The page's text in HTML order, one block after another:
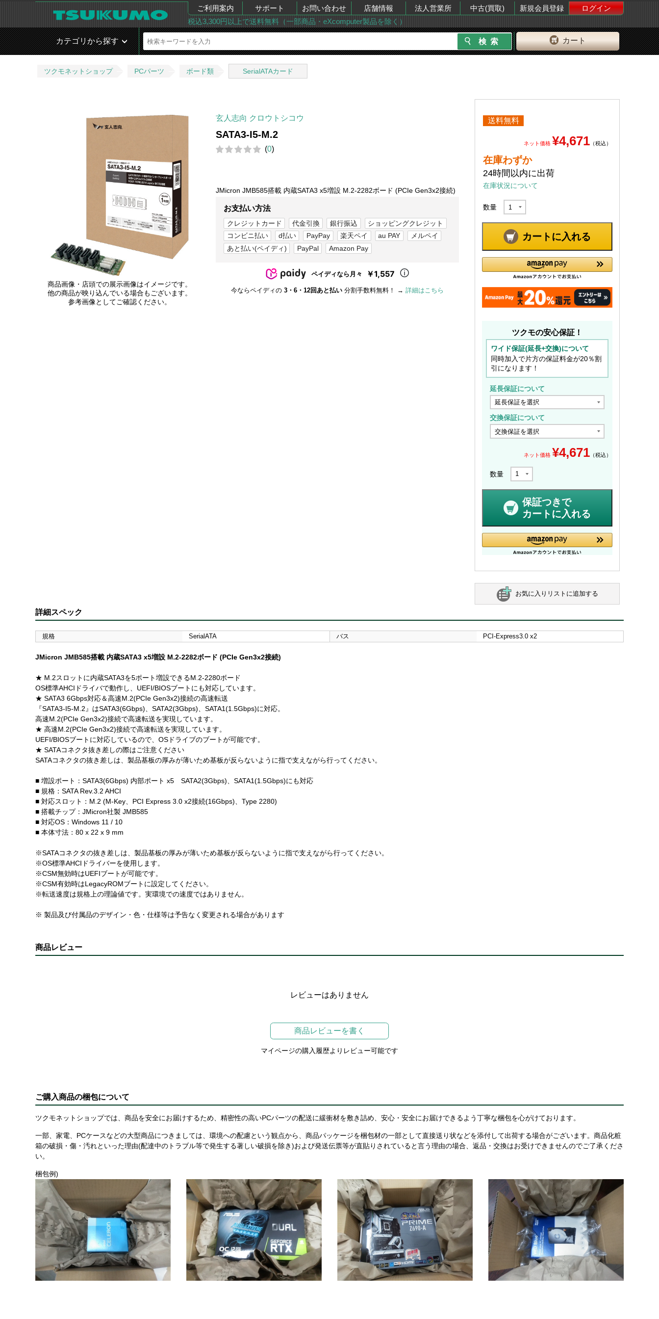
ご利用案内 サポート お問い合わせ 店舗情報 法人営業所 中古(買取) 新規会員登録
ログイン
税込3,300円以上で送料無料（一部商品・eXcomputer製品を除く）
カート
カテゴリから探す
ツクモネットショップ PCパーツ ボード類 SerialATAカード
商品画像・店頭での展示画像はイメージです。
他の商品が映り込んでいる場合もございます。
参考画像としてご確認ください。
玄人志向 クロウトシコウ
SATA3-I5-M.2
(0)
JMicron JMB585搭載 内蔵SATA3 x5増設 M.2-2282ボード (PCIe Gen3x2接続)
お支払い方法
クレジットカード 代金引換 銀行振込
ショッピングクレジット
コンビニ払い
d払い PayPay 楽天ペイ au PAY
メルペイ
あと払い(ペイディ)
PayPal Amazon Pay
ペイディなら月々 ￥1,557
今ならペイディの 3・6・12回あと払い 分割手数料無料！ → 詳細はこちら
送料無料
ネット価格 ¥4,671 （税込）
在庫わずか
24時間以内に出荷
在庫状況について
数量
カートに入れる
ツクモの安心保証！
ワイド保証(延長+交換)について
同時加入で片方の保証料金が20％割
引になります！
延長保証について
交換保証について
ネット価格 ¥4,671 （税込）
数量
保証つきで
カートに入れる
お気に入りリストに追加する
詳細スペック
規格 SerialATA バス PCI-Express3.0 x2
JMicron JMB585搭載 内蔵SATA3 x5増設 M.2-2282ボード (PCIe Gen3x2接続)
★ M.2スロットに内蔵SATA3を5ポート増設できるM.2-2280ボード
OS標準AHCIドライバで動作し、UEFI/BIOSブートにも対応しています。
★ SATA3 6Gbps対応＆高速M.2(PCIe Gen3x2)接続の高速転送
『SATA3-I5-M.2』はSATA3(6Gbps)、SATA2(3Gbps)、SATA1(1.5Gbps)に対応。
高速M.2(PCIe Gen3x2)接続で高速転送を実現しています。
★ 高速M.2(PCIe Gen3x2)接続で高速転送を実現しています。
UEFI/BIOSブートに対応しているので、OSドライブのブートが可能です。
★ SATAコネクタ抜き差しの際はご注意ください
SATAコネクタの抜き差しは、製品基板の厚みが薄いため基板が反らないように指で支えながら行ってください。
■ 増設ポート：SATA3(6Gbps) 内部ポート x5 SATA2(3Gbps)、SATA1(1.5Gbps)にも対応
■ 規格：SATA Rev.3.2 AHCI
■ 対応スロット：M.2 (M-Key、PCI Express 3.0 x2接続(16Gbps)、Type 2280)
■ 搭載チップ：JMicron社製 JMB585
■ 対応OS：Windows 11 / 10
■ 本体寸法：80 x 22 x 9 mm
※SATAコネクタの抜き差しは、製品基板の厚みが薄いため基板が反らないように指で支えながら行ってください。
※OS標準AHCIドライバーを使用します。
※CSM無効時はUEFIブートが可能です。
※CSM有効時はLegacyROMブートに設定してください。
※転送速度は規格上の理論値です。実環境での速度ではありません。
※ 製品及び付属品のデザイン・色・仕様等は予告なく変更される場合があります
商品レビュー
レビューはありません
商品レビューを書く
マイページの購入履歴よりレビュー可能です
ご購入商品の梱包について
ツクモネットショップでは、商品を安全にお届けするため、精密性の高いPCパーツの配送に緩衝材を敷き詰め、安心・安全にお届けできるよう丁寧な梱包を心がけております。
一部、家電、PCケースなどの大型商品につきましては、環境への配慮という観点から、商品パッケージを梱包材の一部として直接送り状などを添付して出荷する場合がございます。商品化粧
箱の破損・傷・汚れといった理由(配達中のトラブル等で発生する著しい破損を除き)および発送伝票等が直貼りされていると言う理由の場合、返品・交換はお受けできませんのでご了承くださ
い。
梱包例)